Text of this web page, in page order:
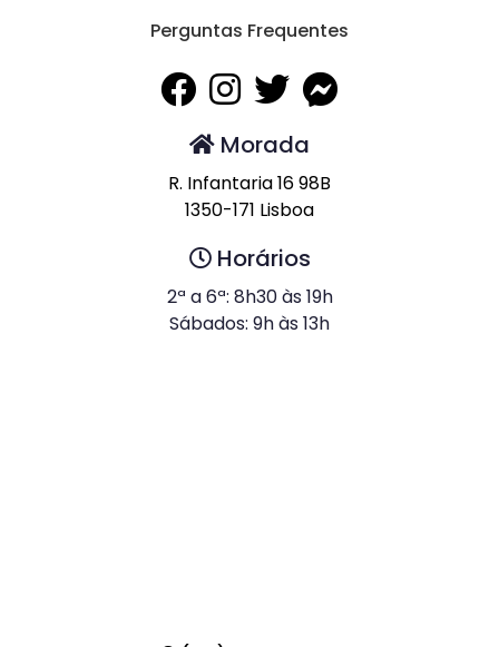
Perguntas Frequentes
Morada
R. Infantaria 16 98B
1350-171 Lisboa
Horários
2ª a 6ª: 8h30 às 19h
Sábados: 9h às 13h